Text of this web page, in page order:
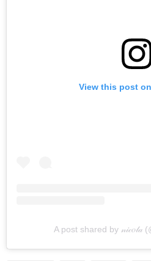
View this post
A post shared by 𝓃𝒾𝒸𝑜𝓁𝒶